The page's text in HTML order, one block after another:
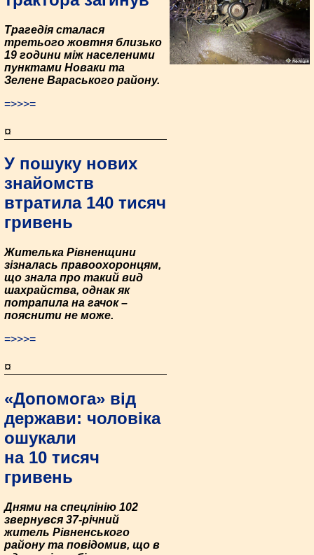
Трагедія сталася
третього жовтня близько
19 години між населеними
пунктами Новаки та
Зелене Вараського району.
=>>>=
¤
У пошуку нових
знайомств
втратила 140 тисяч
гривень
Жителька Рівненщини
зізналась правоохоронцям,
що знала про такий вид
шахрайства, однак як
потрапила на гачок –
пояснити не може.
=>>>=
¤
«Допомога» від
держави: чоловіка
ошукали
на 10 тисяч
гривень
Днями на спецлінію 102
звернувся 37-річний
житель Рівненського
району та повідомив, що в